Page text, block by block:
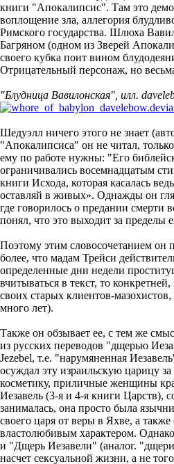
книги "Апокалипсис". Там это
воплощение зла, аллегория
Римского государства. Шлюха
Багряном (одном из Зверей
своего кубка поит вином
Отрицательный персонаж, но
"Блудница Вавилонская", илл.
Шедуэлл ничего этого не знает
"Апокалипсиса" он не читал,
ему по работе нужны: "Его
ограничивались восемнадцатым
книги Исхода, которая касалась
оставляй в живых». Однажды он
где говорилось о предании смерти
понял, что это выходит за пределы
Поэтому этим словосочетанием он
более, что мадам Трейси
определенные дни недели
вчитываться в текст, то
своих старых клиентов-
много лет).
Также он обзывает ее, с тем же
из русских переводов "дщерью
Jezebel, т.е. "нарумяненная
осуждал эту израильскую царицу за
косметику, приличные женщины
Иезавель (3-я и 4-я книги Царств),
занималась, она просто была
своего царя от веры в Яхве, а
властолюбивым характером.
и "Дщерь Иезавели" (аналог.
насчет сексуальной жизни, а не